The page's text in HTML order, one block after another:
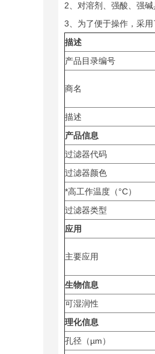
2、对溶剂、强酸、强
3、为了便于操作，采用
描述
产品目录编号
商名
描述
产品信息
过滤器代码
过滤器颜色
*高工作温度（°C）
过滤器类型
应用
主要应用
生物信息
可湿润性
理化信息
孔径（µm）